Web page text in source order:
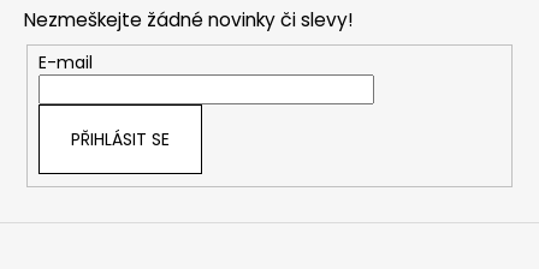
Nezmeškejte žádné novinky či slevy!
E-mail
PŘIHLÁSIT SE